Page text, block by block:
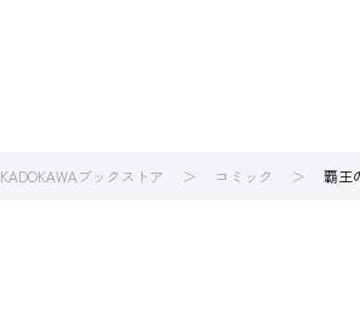
KADOKAWAブックストア コミック 覇王